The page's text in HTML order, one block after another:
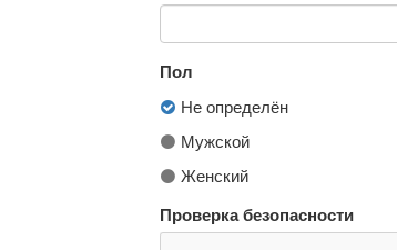
Пол
Не определён
Мужской
Женский
Проверка безопасности